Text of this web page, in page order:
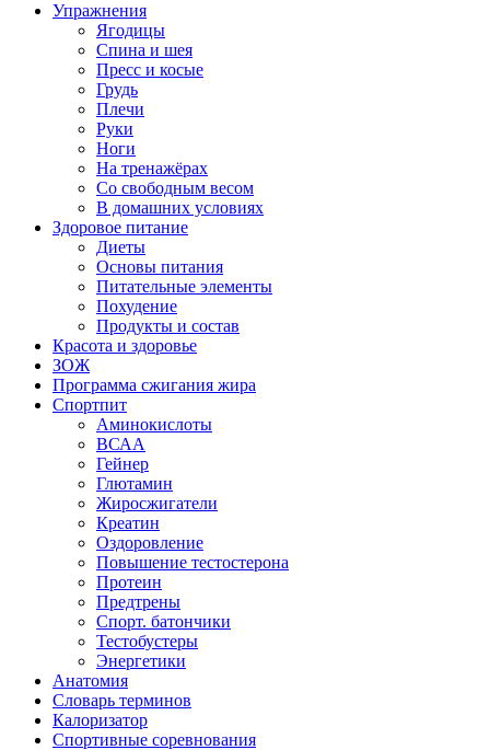
Упражнения
Ягодицы
Спина и шея
Пресс и косые
Грудь
Плечи
Руки
Ноги
На тренажёрах
Со свободным весом
В домашних условиях
Здоровое питание
Диеты
Основы питания
Питательные элементы
Похудение
Продукты и состав
Красота и здоровье
ЗОЖ
Программа сжигания жира
Спортпит
Аминокислоты
ВСАА
Гейнер
Глютамин
Жиросжигатели
Креатин
Оздоровление
Повышение тестостерона
Протеин
Предтрены
Спорт. батончики
Тестобустеры
Энергетики
Анатомия
Словарь терминов
Калоризатор
Спортивные соревнования